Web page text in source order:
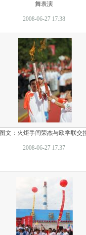
舞表演
2008-06-27 17:38
图文：火炬手闫荣杰与欧学联交
2008-06-27 17:37